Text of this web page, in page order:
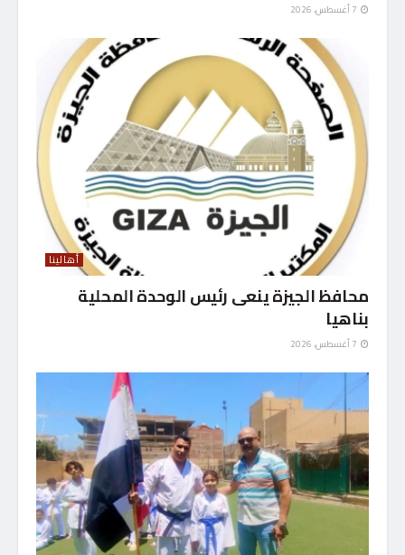
أهالينا
محافظ الجيزة ينعى رئيس الوحدة المحلية
بناهيا